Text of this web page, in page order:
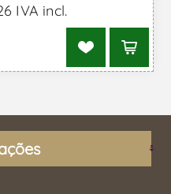
IVA incl.